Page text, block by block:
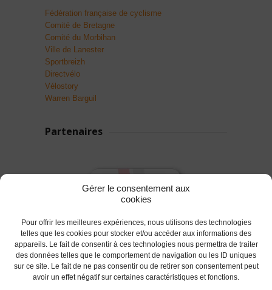
Gérer le consentement aux
cookies
Pour offrir les meilleures expériences, nous utilisons des technologies
telles que les cookies pour stocker et/ou accéder aux informations des
appareils. Le fait de consentir à ces technologies nous permettra de traiter
des données telles que le comportement de navigation ou les ID uniques
sur ce site. Le fait de ne pas consentir ou de retirer son consentement peut
avoir un effet négatif sur certaines caractéristiques et fonctions.
Fédération française de cyclisme
Comité de Bretagne
Comité du Morbihan
Ville de Lanester
Sportbreizh
Directvélo
Vélostory
Warren Barguil
Partenaires